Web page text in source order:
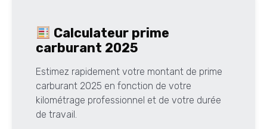
Calculateur prime
carburant 2025
Estimez rapidement votre montant de prime
carburant 2025 en fonction de votre
kilométrage professionnel et de votre durée
de travail.